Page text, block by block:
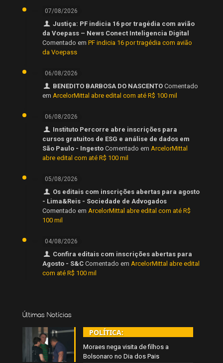
07/08/2026
Justiça: PF indicia 16 por tragédia com avião
da Voepass – News Conect Inteligencia Digital
Comentado em PF indicia 16 por tragédia com avião
da Voepass
06/08/2026
BENEDITO BARBOSA DO NASCENTO Comentado
em ArcelorMittal abre edital com até R$ 100 mil
06/08/2026
Instituto Percorre abre inscrições para
cursos gratuitos de ESG e análise de dados em
São Paulo - Ingesto Comentado em ArcelorMittal
abre edital com até R$ 100 mil
05/08/2026
Os editais com inscrições abertas para agosto
- Lima&Reis - Sociedade de Advogados
Comentado em ArcelorMittal abre edital com até R$
100 mil
04/08/2026
Confira editais com inscrições abertas para
Agosto - S&C Comentado em ArcelorMittal abre edital
com até R$ 100 mil
Últimas Notícias
POLÍTICA:
Moraes nega visita de filhos a
Bolsonaro no Dia dos Pais